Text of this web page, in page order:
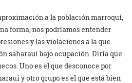
a la población marroquí,
forma, nos podríamos entender
y las violaciones a la que
saharaui bajo ocupación. Diría que
Uno es el que desconoce por
y otro grupo es el que está bien